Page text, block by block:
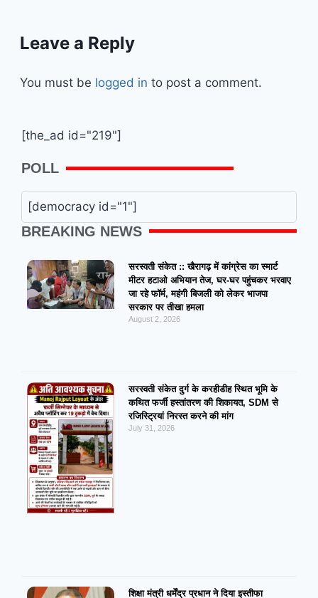
Leave a Reply
You must be logged in to post a comment.
[the_ad id="219"]
POLL
[democracy id="1"]
BREAKING NEWS
सरस्वती संकेत :: खैरागढ़ में कांग्रेस का स्मार्ट
मीटर हटाओ अभियान तेज, घर-घर पहुंचकर भरवाए
जा रहे फॉर्म, महंगी बिजली को लेकर भाजपा
सरकार पर तीखा हमला
August 2, 2026
सरस्वती संकेत दुर्ग के करहीडीह स्थित भूमि के
कथित फर्जी हस्तांतरण की शिकायत, SDM से
रजिस्ट्रियां निरस्त करने की मांग
July 31, 2026
शिक्षा मंत्री धर्मेंद्र प्रधान ने दिया इस्तीफा